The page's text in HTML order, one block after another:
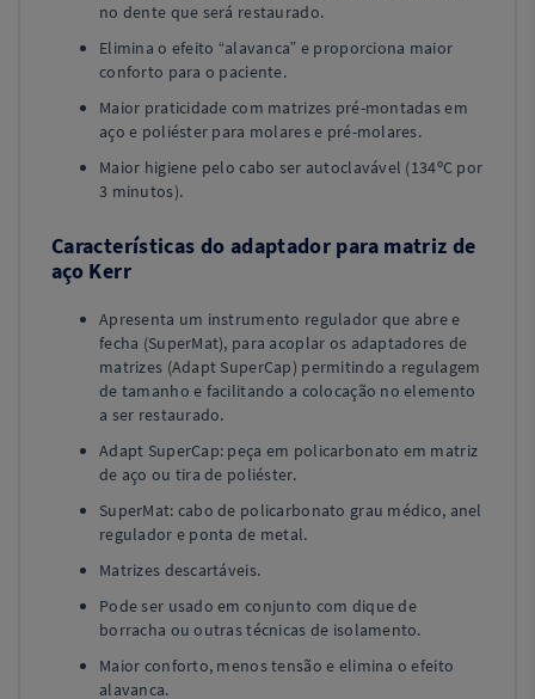
no dente que será restaurado.
Elimina o efeito “alavanca” e proporciona maior
conforto para o paciente.
Maior praticidade com matrizes pré-montadas em
aço e poliéster para molares e pré-molares.
Maior higiene pelo cabo ser autoclavável (134ºC por
3 minutos).
Características do adaptador para matriz de
aço Kerr
Apresenta um instrumento regulador que abre e
fecha (SuperMat), para acoplar os adaptadores de
matrizes (Adapt SuperCap) permitindo a regulagem
de tamanho e facilitando a colocação no elemento
a ser restaurado.
Adapt SuperCap: peça em policarbonato em matriz
de aço ou tira de poliéster.
SuperMat: cabo de policarbonato grau médico, anel
regulador e ponta de metal.
Matrizes descartáveis.
Pode ser usado em conjunto com dique de
borracha ou outras técnicas de isolamento.
Maior conforto, menos tensão e elimina o efeito
alavanca.